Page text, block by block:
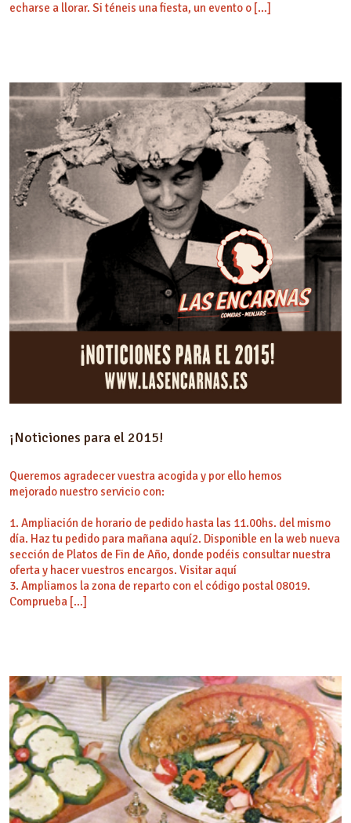
echarse a llorar. Si téneis una fiesta, un evento o […]
¡Noticiones para el 2015!
Queremos agradecer vuestra acogida y por ello hemos
mejorado nuestro servicio con:
1. Ampliación de horario de pedido hasta las 11.00hs. del mismo
día. Haz tu pedido para mañana aquí2. Disponible en la web nueva
sección de Platos de Fin de Año, donde podéis consultar nuestra
oferta y hacer vuestros encargos. Visitar aquí
3. Ampliamos la zona de reparto con el código postal 08019.
Comprueba […]